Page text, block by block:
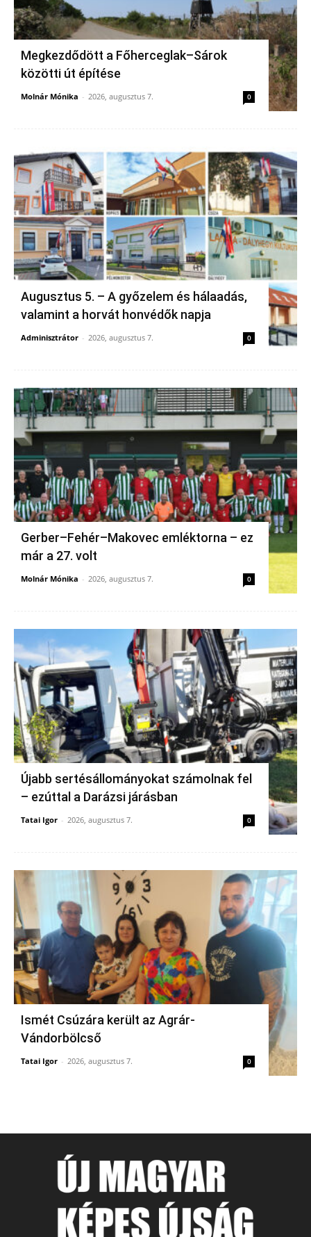
Megkezdődött a Főherceglak–Sárok
közötti út építése
Molnár Mónika - 2026, augusztus 7. 0
Augusztus 5. – A győzelem és hálaadás,
valamint a horvát honvédők napja
Adminisztrátor - 2026, augusztus 7. 0
Gerber–Fehér–Makovec emléktorna – ez
már a 27. volt
Molnár Mónika - 2026, augusztus 7. 0
Újabb sertésállományokat számolnak fel
– ezúttal a Darázsi járásban
Tatai Igor - 2026, augusztus 7. 0
Ismét Csúzára került az Agrár-
Vándorbölcső
Tatai Igor - 2026, augusztus 7. 0